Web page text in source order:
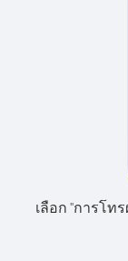
เลือก "การโท